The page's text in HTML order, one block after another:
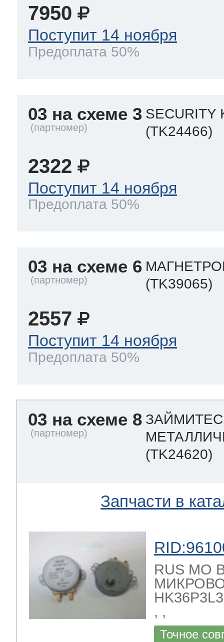
7950
Поступит 14 ноября
Предоплата 50%
03 на схеме 3 SECURITY
(TK24466)
2322
Поступит 14 ноября
Предоплата 50%
03 на схеме 6
(TK39065)
2557
Поступит 14 ноября
Предоплата 50%
03 на схеме 8
(TK24620)
Запчасти в
RUS МО
, ,
Точное